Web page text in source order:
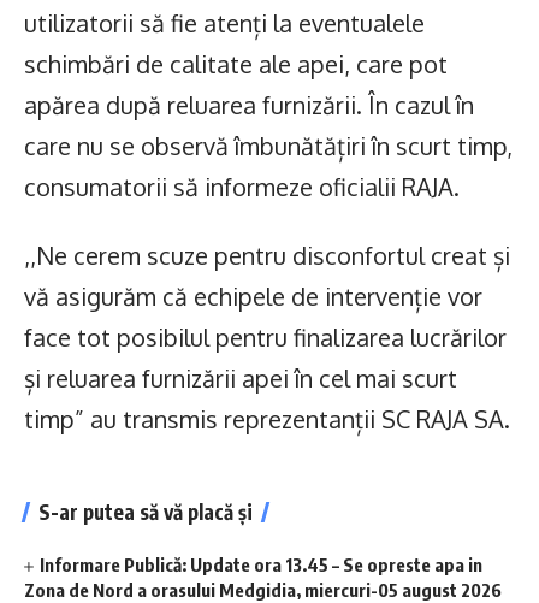
utilizatorii să fie atenți la eventualele
schimbări de calitate ale apei, care pot
apărea după reluarea furnizării. În cazul în
care nu se observă îmbunătățiri în scurt timp,
consumatorii să informeze oficialii RAJA.
,,Ne cerem scuze pentru disconfortul creat și
vă asigurăm că echipele de intervenție vor
face tot posibilul pentru finalizarea lucrărilor
și reluarea furnizării apei în cel mai scurt
timp” au transmis reprezentanții SC RAJA SA.
S-ar putea să vă placă și
Informare Publică: Update ora 13.45 – Se opreste apa in
Zona de Nord a orasului Medgidia, miercuri-05 august 2026